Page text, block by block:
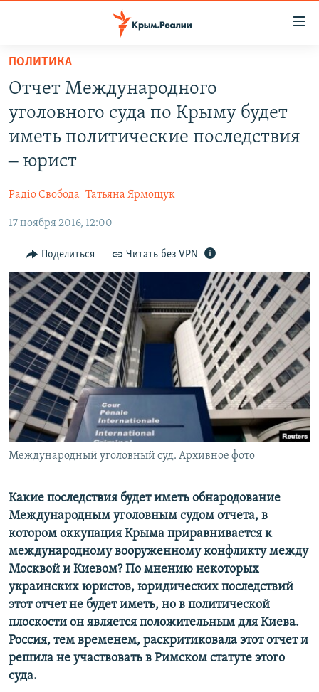
Вернуться
основному
содержанию
Вернутся
главной
Вернутся
ИНФОГРАФИКА
ТЕЛЕПРОЕКТ КРЫМ.РЕАЛИИ
СОВЕТЫ ПРАВОЗАЩИТНИКОВ
ПРОПАВШИЕ БЕЗ ВЕСТИ
ПОБЕДИТЕЛЕЙ НЕ СУДЯТ?
КРЫМ.НЕПОКОРЕННЫЙ
ELIFBE
УКРАИНСКАЯ ПРОБЛЕМА КРЫМА
РАДІО СВОБОДА
КАК ОБОЙТИ БЛОКИРОВКУ
Qırımtatar
ПРИСОЕДИНЯЙТЕСЬ!
Все сайты RFE/RL
ПОЛИТИКА
Отчет Международного
уголовного суда по Крыму будет
иметь политические последствия
‒ юрист
Радіо Свобода Татьяна Ярмощук
17 ноября 2016, 12:00
Поделиться Читать без VPN
Международный уголовный суд. Архивное фото
Какие последствия будет иметь обнародование
Международным уголовным судом отчета, в
котором оккупация Крыма приравнивается к
международному вооруженному конфликту между
Москвой и Киевом? По мнению некоторых
украинских юристов, юридических последствий
этот отчет не будет иметь, но в политической
плоскости он является положительным для Киева.
Россия, тем временем, раскритиковала этот отчет и
решила не участвовать в Римском статуте этого
суда.